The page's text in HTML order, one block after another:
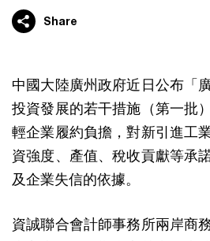
Share
中國大陸廣州政府近日公布「
投資發展的若干措施（第一批
輕企業履約負擔，對新引進工
資強度、產值、稅收貢獻等承
及企業失信的依據。
資誠聯合會計師事務所兩岸商